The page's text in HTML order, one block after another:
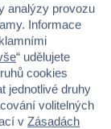
analýzy provozu
Informace
“ udělujete
cookies
jednotlivé druhy
volitelných
v Zásadách